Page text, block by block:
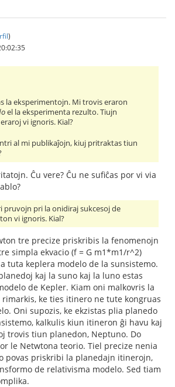
)
la eksperimentojn. Mi trovis eraron
el la eksperimenta rezulto. Tiujn
vi ignoris. Kial?
al mi publikaĵojn, kiuj pritraktas tiun
Ĉu vere? Ĉu ne sufiĉas por vi via
pruvojn pri la onidiraj sukcesoj de
vi ignoris. Kial?
tre precize priskribis la fenomenojn
simpla ekvacio (f = G m1*m1/r^2)
tuta keplera modelo de la sunsistemo.
kaj la suno kaj la luno estas
de Kepler. Kiam oni malkovris la
ke ties itinero ne tute kongruas
Oni supozis, ke ekzistas plia planedo
kalkulis kiun itineron ĝi havu kaj
trovis tiun planedon, Neptuno. Do
le Netwtona teorio. Tiel precize nenia
povas priskribi la planedajn itinerojn,
de relativisma modelo. Sed tiam